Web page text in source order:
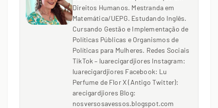
Direitos Humanos. Mestranda em
Matemática/UEPG. Estudando Inglês.
Cursando Gestão e Implementação de
Políticas Públicas e Organismos de
Políticas para Mulheres. Redes Sociais
TikTok – luarecigardjiores Instagram:
luarecigardjiores Facebook: Lu
Perfume de Flor X (Antigo Twitter):
arecigardjiores Blog:
nosversosavessos.blogspot.com